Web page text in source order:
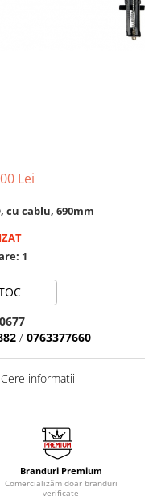
Lei
cu cablu, 690mm
1
/ 0763377660
informatii
Branduri Premium
Comercializăm doar branduri
verificate